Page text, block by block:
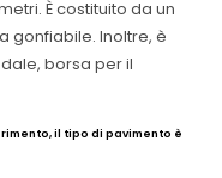
È costituito da un
gonfiabile. Inoltre, è
borsa per il
il tipo di pavimento è